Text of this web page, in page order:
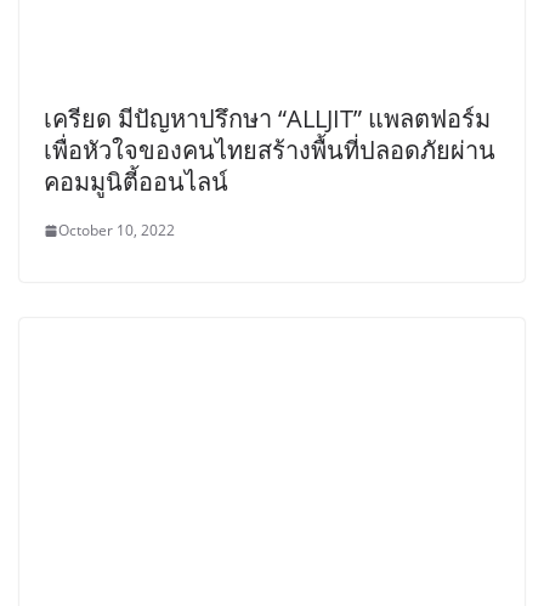
เครียด มีปัญหาปรึกษา “ALLJIT” แพลตฟอร์ม
เพื่อหัวใจของคนไทยสร้างพื้นที่ปลอดภัยผ่าน
คอมมูนิตี้ออนไลน์
October 10, 2022